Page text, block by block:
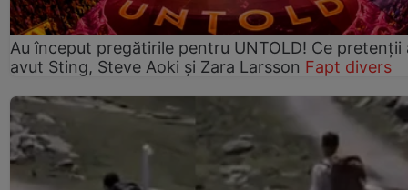
Au început pregătirile pentru UNTOLD! Ce pretenții
avut Sting, Steve Aoki și Zara Larsson Fapt divers